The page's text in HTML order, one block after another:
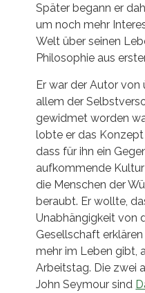
Später begann er
um noch mehr
Welt über seinen
Philosophie aus
Er war der Autor von
allem der
gewidmet worden
lobte er das
dass für ihn ein
aufkommende
die Menschen der
beraubt. Er wollte,
Unabhängigkeit von
Gesellschaft
mehr im Leben gibt,
Arbeitstag. Die zwei
John Seymour sind